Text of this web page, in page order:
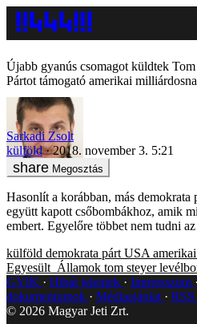
Újabb gyanús csomagot küldtek
Pártot támogató amerikai
Sarkadi Zsolt
külföld
2018. november 3. 5:21
Megosztás
Hasonlít a korábban, más
együtt kapott csőbombákhoz, amik
embert. Egyelőre többet nem tudni
külföld demokrata párt USA
Egyesült_Államok tom steyer
GYIK
Hibát jelentek Impresszum
dokumentumok
Médiaajánlat RSS
© 2026 Magyar Jeti Zrt.